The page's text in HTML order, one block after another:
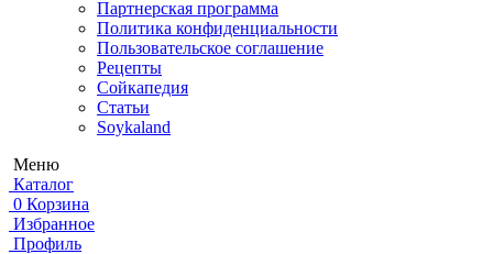
Партнерская программа
Политика конфиденциальности
Пользовательское соглашение
Рецепты
Сойкапедия
Статьи
Soykaland
Меню
Каталог
0 Корзина
Избранное
Профиль